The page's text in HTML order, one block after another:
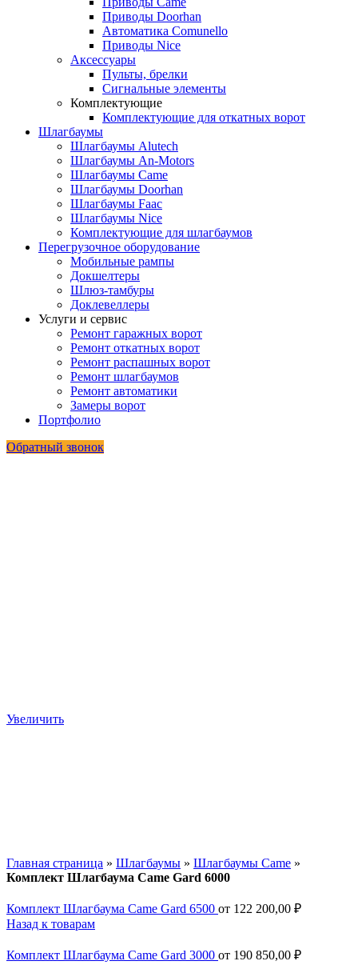
Приводы Doorhan
Автоматика Comunello
Приводы Nice
Аксессуары
Пульты, брелки
Сигнальные элементы
Комплектующие
Комплектующие для откатных ворот
Шлагбаумы
Шлагбаумы Alutech
Шлагбаумы An-Motors
Шлагбаумы Came
Шлагбаумы Doorhan
Шлагбаумы Faac
Шлагбаумы Nice
Комплектующие для шлагбаумов
Перегрузочное оборудование
Мобильные рампы
Докшелтеры
Шлюз-тамбуры
Доклевеллеры
Услуги и сервис
Ремонт гаражных ворот
Ремонт откатных ворот
Ремонт распашных ворот
Ремонт шлагбаумов
Ремонт автоматики
Замеры ворот
Портфолио
Обратный звонок
Увеличить
Главная страница » Шлагбаумы » Шлагбаумы Came »
Комплект Шлагбаума Came Gard 6000
Комплект Шлагбаума Came Gard 6500 от 122 200,00 ₽
Назад к товарам
Комплект Шлагбаума Came Gard 3000 от 190 850,00 ₽